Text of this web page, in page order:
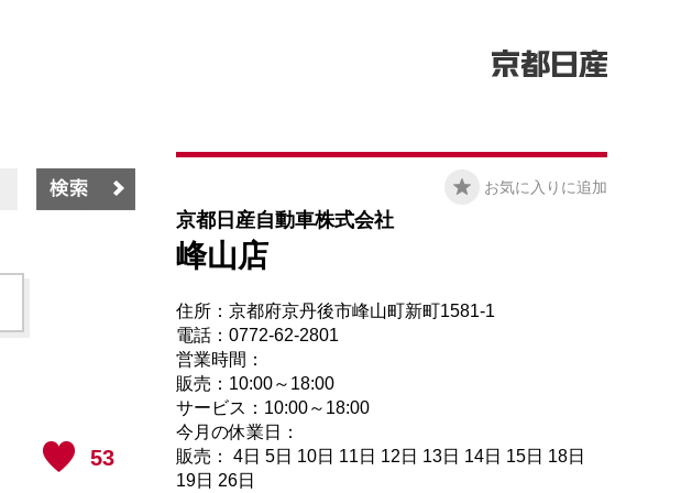
53
お気に入りに追加
京都日産自動車株式会社
峰山店
住所：京都府京丹後市峰山町新町1581-1
電話：0772-62-2801
営業時間：
販売：10:00～18:00
サービス：10:00～18:00
今月の休業日：
販売： 4日 5日 10日 11日 12日 13日 14日 15日 18日
19日 26日